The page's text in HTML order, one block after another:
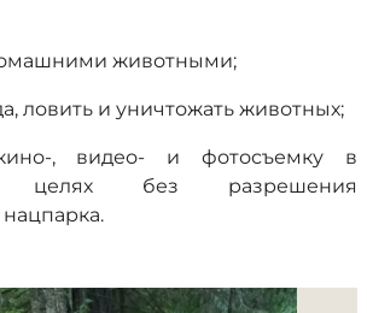
животными;
ловить и уничтожать животных;
, видео- и фотосъемку в
целях без разрешения